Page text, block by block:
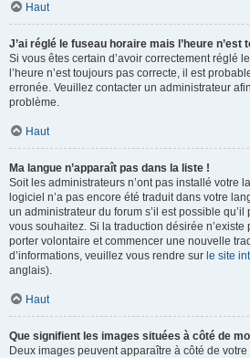
Haut
J’ai réglé le fuseau horaire mais l’heure
Si vous êtes certain d’avoir correctement réglé
l’heure n’est toujours pas correcte, il est
erronée. Veuillez contacter un administrateur
problème.
Haut
Ma langue n’apparaît pas dans la liste !
Soit les administrateurs n’ont pas installé votre
logiciel n’a pas encore été traduit dans votre
un administrateur du forum s’il est possible
vous souhaitez. Si la traduction désirée
porter volontaire et commencer une nouvelle
d’informations, veuillez vous rendre sur le site
anglais).
Haut
Que signifient les images situées à côté de
Deux images peuvent apparaître à côté de